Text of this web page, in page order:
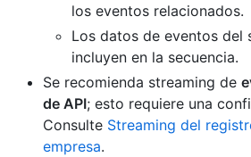
los eventos relacionados.
Los datos de eventos del
incluyen en la secuencia.
Se recomienda streaming de
de API; esto requiere una
Consulte Streaming del
empresa.